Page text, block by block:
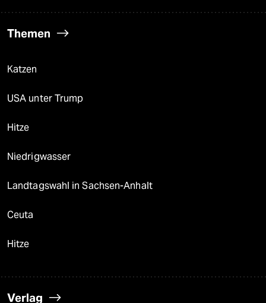
Themen
Katzen
USA unter Trump
Hitze
Niedrigwasser
Landtagswahl in Sachsen-Anhalt
Ceuta
Hitze
Verlag